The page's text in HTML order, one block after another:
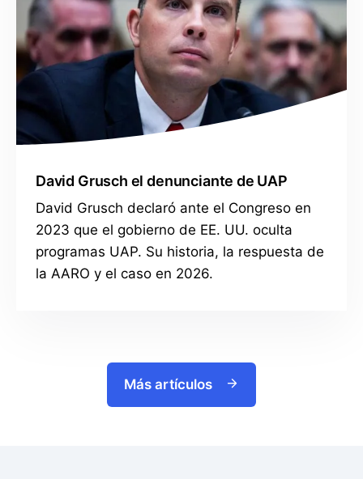
David Grusch el denunciante de UAP
David Grusch declaró ante el Congreso en
2023 que el gobierno de EE. UU. oculta
programas UAP. Su historia, la respuesta de
la AARO y el caso en 2026.
Más artículos